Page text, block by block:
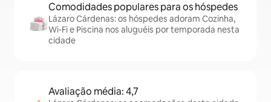
Comodidades populares para os hóspedes
Lázaro Cárdenas: os hóspedes adoram Cozinha,
Wi-Fi e Piscina nos aluguéis por temporada nesta
cidade
Avaliação média: 4,7